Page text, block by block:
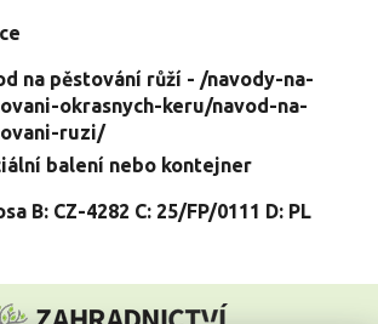
na pěstování růží - /navody-na-
okrasnych-keru/navod-na-
ruzi/
balení nebo kontejner
B: CZ-4282 C: 25/FP/0111 D: PL